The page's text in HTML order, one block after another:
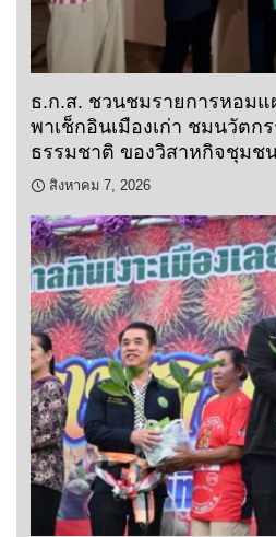
ธ.ก.ส. ชวนชมรายการหอม
พาเช็กอินเมืองเก่า ชมนวัตก
ธรรมชาติ ของวิสาหกิจชุมช
สิงหาคม 7, 2026